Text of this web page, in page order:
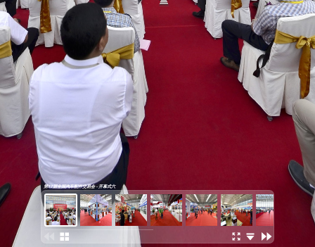
第77届全国汽车配件交易会 - 开幕式六